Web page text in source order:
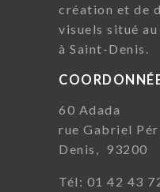
création et de
visuels situé
à Saint-Denis.
60
rue
Denis, 93200
Tél: 01